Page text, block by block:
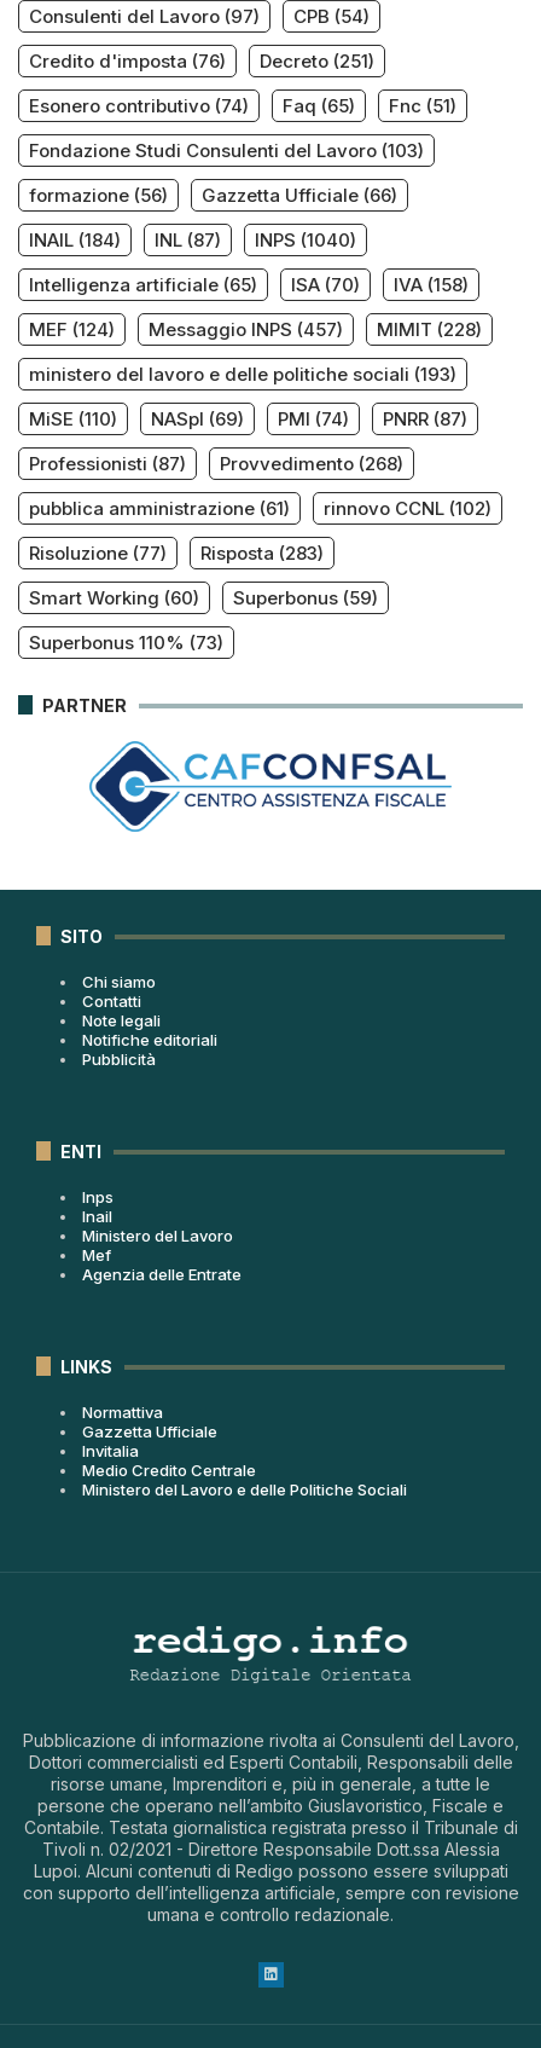
Consulenti del Lavoro (97) CPB (54)
Credito d'imposta (76) Decreto (251)
Esonero contributivo (74) Faq (65) Fnc (51)
Fondazione Studi Consulenti del Lavoro (103)
formazione (56) Gazzetta Ufficiale (66)
INAIL (184) INL (87) INPS (1040)
Intelligenza artificiale (65) ISA (70) IVA (158)
MEF (124) Messaggio INPS (457) MIMIT (228)
ministero del lavoro e delle politiche sociali (193)
MiSE (110) NASpI (69) PMI (74) PNRR (87)
Professionisti (87) Provvedimento (268)
pubblica amministrazione (61) rinnovo CCNL (102)
Risoluzione (77) Risposta (283)
Smart Working (60) Superbonus (59)
Superbonus 110% (73)
PARTNER
SITO
Chi siamo
Contatti
Note legali
Notifiche editoriali
Pubblicità
ENTI
Inps
Inail
Ministero del Lavoro
Mef
Agenzia delle Entrate
LINKS
Normattiva
Gazzetta Ufficiale
Invitalia
Medio Credito Centrale
Ministero del Lavoro e delle Politiche Sociali
Pubblicazione di informazione rivolta ai Consulenti del Lavoro,
Dottori commercialisti ed Esperti Contabili, Responsabili delle
risorse umane, Imprenditori e, più in generale, a tutte le
persone che operano nell’ambito Giuslavoristico, Fiscale e
Contabile. Testata giornalistica registrata presso il Tribunale di
Tivoli n. 02/2021 - Direttore Responsabile Dott.ssa Alessia
Lupoi. Alcuni contenuti di Redigo possono essere sviluppati
con supporto dell’intelligenza artificiale, sempre con revisione
umana e controllo redazionale.